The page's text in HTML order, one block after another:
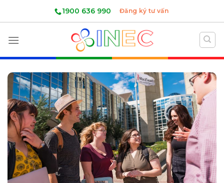
1900 636 990 Đăng ký tư vấn